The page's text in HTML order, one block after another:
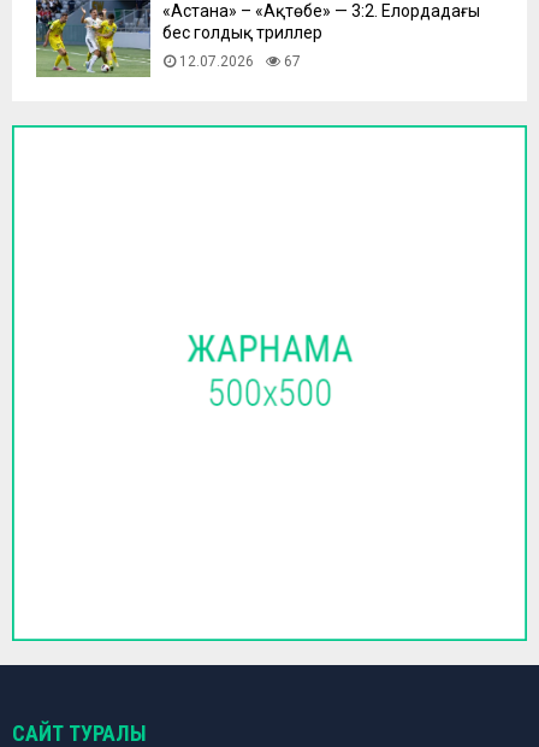
​«Астана» – «Ақтөбе» — 3:2. Елордадағы
бес голдық триллер
12.07.2026 67
САЙТ ТУРАЛЫ